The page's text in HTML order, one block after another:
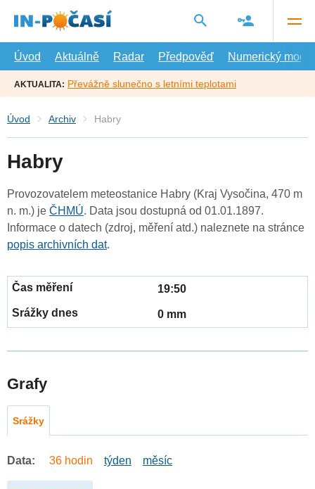
hlavní
Úvod
Aktuálně Radar Předpověď Numerický model
AKTUALITA: Převážně slunečno s letními teplotami
Úvod Archiv Habry
Habry
Provozovatelem meteostanice Habry (Kraj Vysočina, 470 m
n. m.) je ČHMÚ. Data jsou dostupná od 01.01.1897.
Informace o datech (zdroj, měření atd.) naleznete na stránce
popis archivních dat.
19:50
0 mm
Grafy
Srážky
Data: 36 hodin týden měsíc